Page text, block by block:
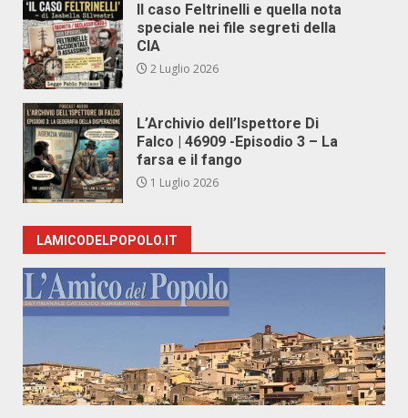
Il caso Feltrinelli e quella nota
speciale nei file segreti della
CIA
2 Luglio 2026
L’Archivio dell’Ispettore Di
Falco | 46909 -Episodio 3 – La
farsa e il fango
1 Luglio 2026
LAMICODELPOPOLO.IT